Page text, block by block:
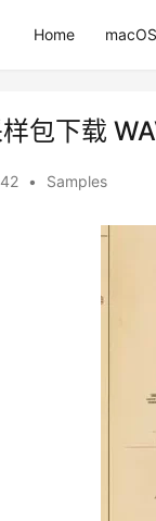
Home macOS
包下载
• Samples